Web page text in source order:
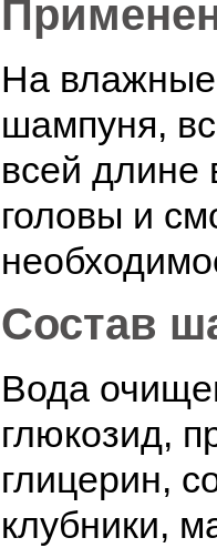
На влажные
шампуня,
всей длине
головы и
Состав
Вода
глюкозид,
глицерин,
клубники,